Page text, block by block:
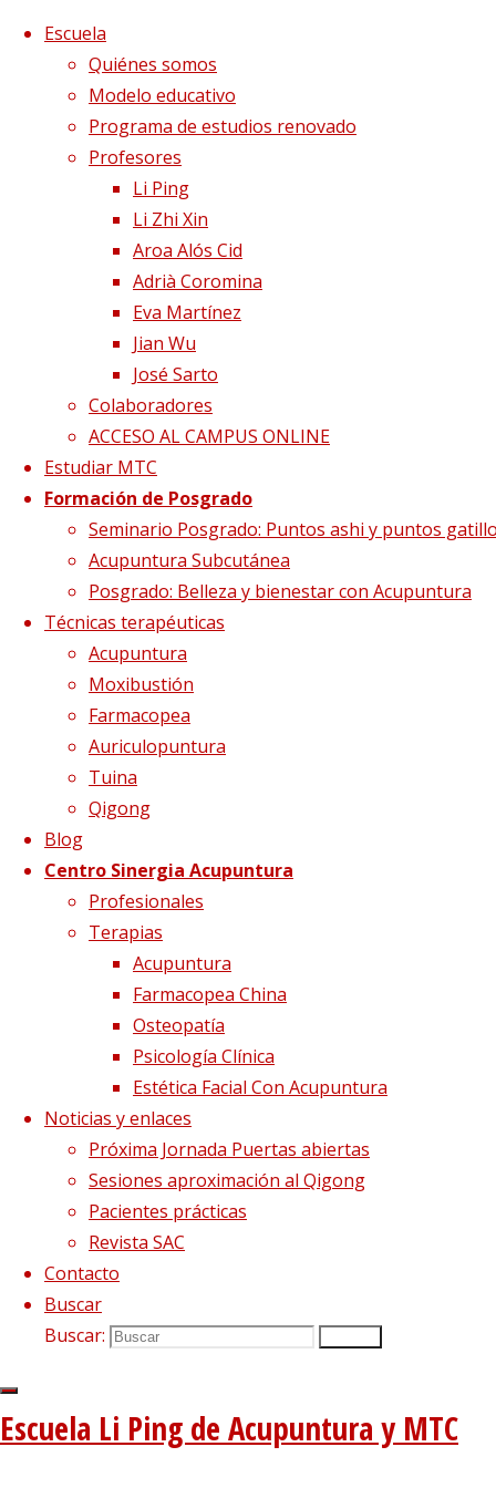
Saltar al contenido
Escuela
Quiénes somos
Modelo educativo
Programa de estudios renovado
Profesores
Li Ping
Li Zhi Xin
Aroa Alós Cid
Adrià Coromina
Eva Martínez
Jian Wu
José Sarto
Colaboradores
ACCESO AL CAMPUS ONLINE
Estudiar MTC
Formación de Posgrado
Seminario Posgrado: Puntos ashi y puntos
Acupuntura Subcutánea
Posgrado: Belleza y bienestar con Acupuntura
Técnicas terapéuticas
Acupuntura
Moxibustión
Farmacopea
Auriculopuntura
Tuina
Qigong
Blog
Centro Sinergia Acupuntura
Profesionales
Terapias
Acupuntura
Farmacopea China
Osteopatía
Psicología Clínica
Estética Facial Con Acupuntura
Noticias y enlaces
Próxima Jornada Puertas abiertas
Sesiones aproximación al Qigong
Pacientes prácticas
Revista SAC
Contacto
Buscar
Buscar:
Escuela Li Ping de Acupuntura y MTC
Página de InicioBlog
el movimiento de los ojos para diabéticos
Novasan-Blog-500×400
Novasan-Blog-
500×400
Tamaño completo
acupuntura restaura el movimiento de los
ojos para diabéticos
Síguenos en Twitter
Tweets sobre liping_mtc
Blog – Últimos artículos
Dietética, Nutrición y Medicina china22 febrero, 2023